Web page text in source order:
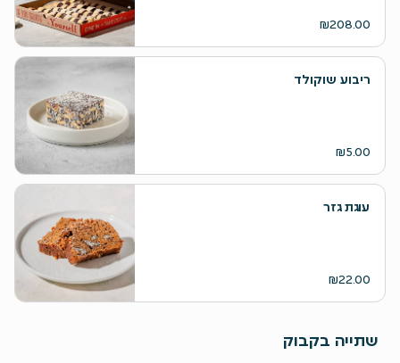
₪208.00
ריבוע שוקולד
₪5.00
עוגת גזר
₪22.00
שתייה בקבוק